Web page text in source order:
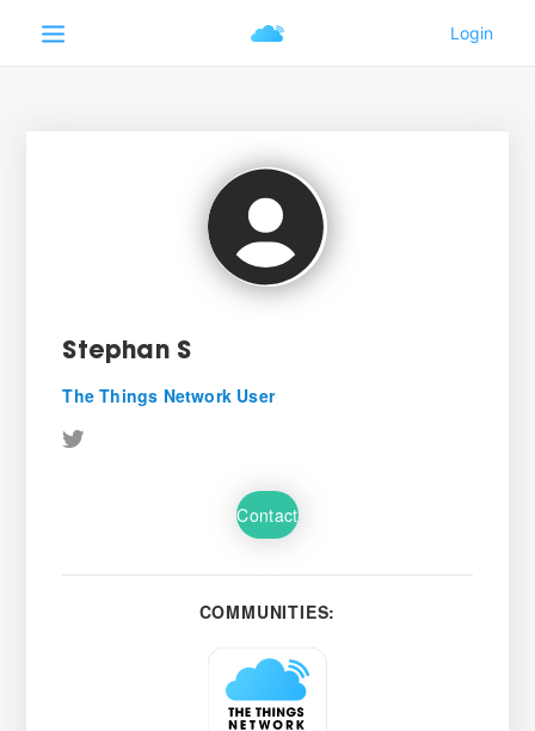
Stephan S
The Things Network User
Contact
COMMUNITIES: